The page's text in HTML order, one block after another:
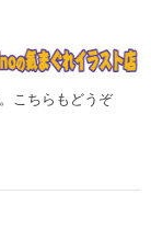
こちらもどうぞ